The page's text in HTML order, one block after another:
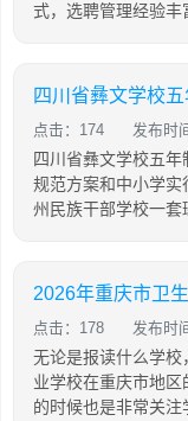
式，选聘管理经验丰
四川省彝文学校
点击：174 发布时
四川省彝文学校五
规范方案和中小学
州民族干部学校一套
2026年重庆市卫
点击：178 发布时
无论是报读什么学
业学校在重庆市地
的时候也是非常关注